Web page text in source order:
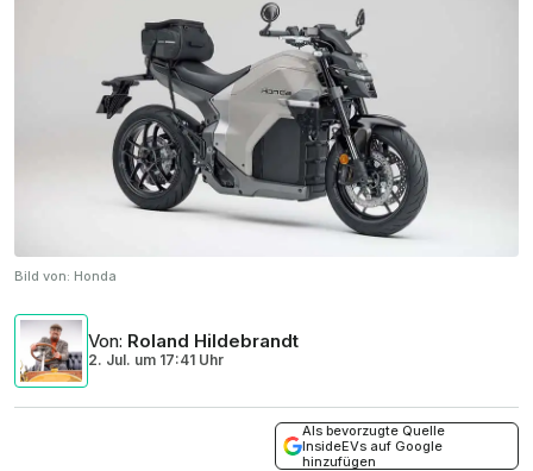
Bild von: Honda
Von: Roland Hildebrandt
2. Jul. um 17:41 Uhr
Als bevorzugte Quelle
InsideEVs auf Google
hinzufügen